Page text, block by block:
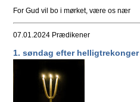
For Gud vil bo i mørket, være os nær
07.01.2024 Prædikener
1. søndag efter helligtrekonger